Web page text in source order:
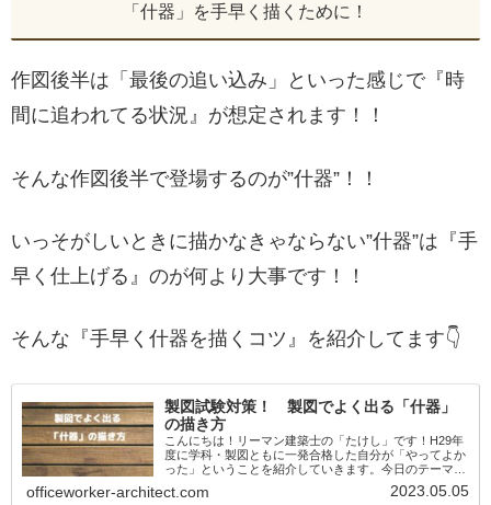
「什器」を手早く描くために！
作図後半は「最後の追い込み」といった感じで『時
間に追われてる状況』が想定されます！！
そんな作図後半で登場するのが”什器”！！
いっそがしいときに描かなきゃならない”什器”は『手
早く仕上げる』のが何より大事です！！
そんな『手早く什器を描くコツ』を紹介してます👇
製図試験対策！ 製図でよく出る「什器」
の描き方
こんにちは！リーマン建築士の「たけし」です！H29年
度に学科・製図ともに一発合格した自分が「やってよか
った」ということを紹介していきます。今日のテーマは
製図でよく出る「什器」の描き方製図試験では決まって
「什器を描け」って出ますよね！作図の後...
officeworker-architect.com 2023.05.05